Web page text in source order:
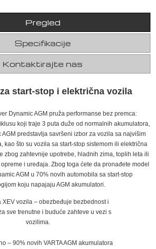
Pregled
Specifikacije
Kontaktirajte nas
start-stop i električna vozila
Dynamic AGM pruža performanse bez premca:
koji traje 3 puta duže od normalnih akumulatora,
AGM predstavlja savršeni izbor za vozila sa najvišim
kao što su vozila sa start-stop sistemom ili električna
zbog zahtevnije upotrebe, hladnih zima, toplih leta ili
i uređaja. Zbog toga ćete da pronađete model
AGM u 70% novih automobila sa start-stop
koju napajaju AGM akumulatori.
XEV vozila – obezbeđuje bezbednost i
sve trenutne i buduće zahteve u vezi s
vozilima.
– 90% novih VARTA AGM akumulatora